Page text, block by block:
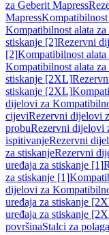
za Geberit Mapress
MapressKompatibilnost
Kompatibilnost alata
stiskanje [2]Rezervni
[2]Kompatibilnost
Kompatibilnost alata
stiskanje [2XL]
stiskanje [2XL]
dijelovi za
cijeviRezervni dijelovi
probuRezervni dijelovi
ispitivanjeRezervni
za stiskanjeRezervni
uređaja za stiskanje [1]
za stiskanje [1]
dijelovi za
uređaja za stiskanje
uređaja za stiskanje
površinaStalci za